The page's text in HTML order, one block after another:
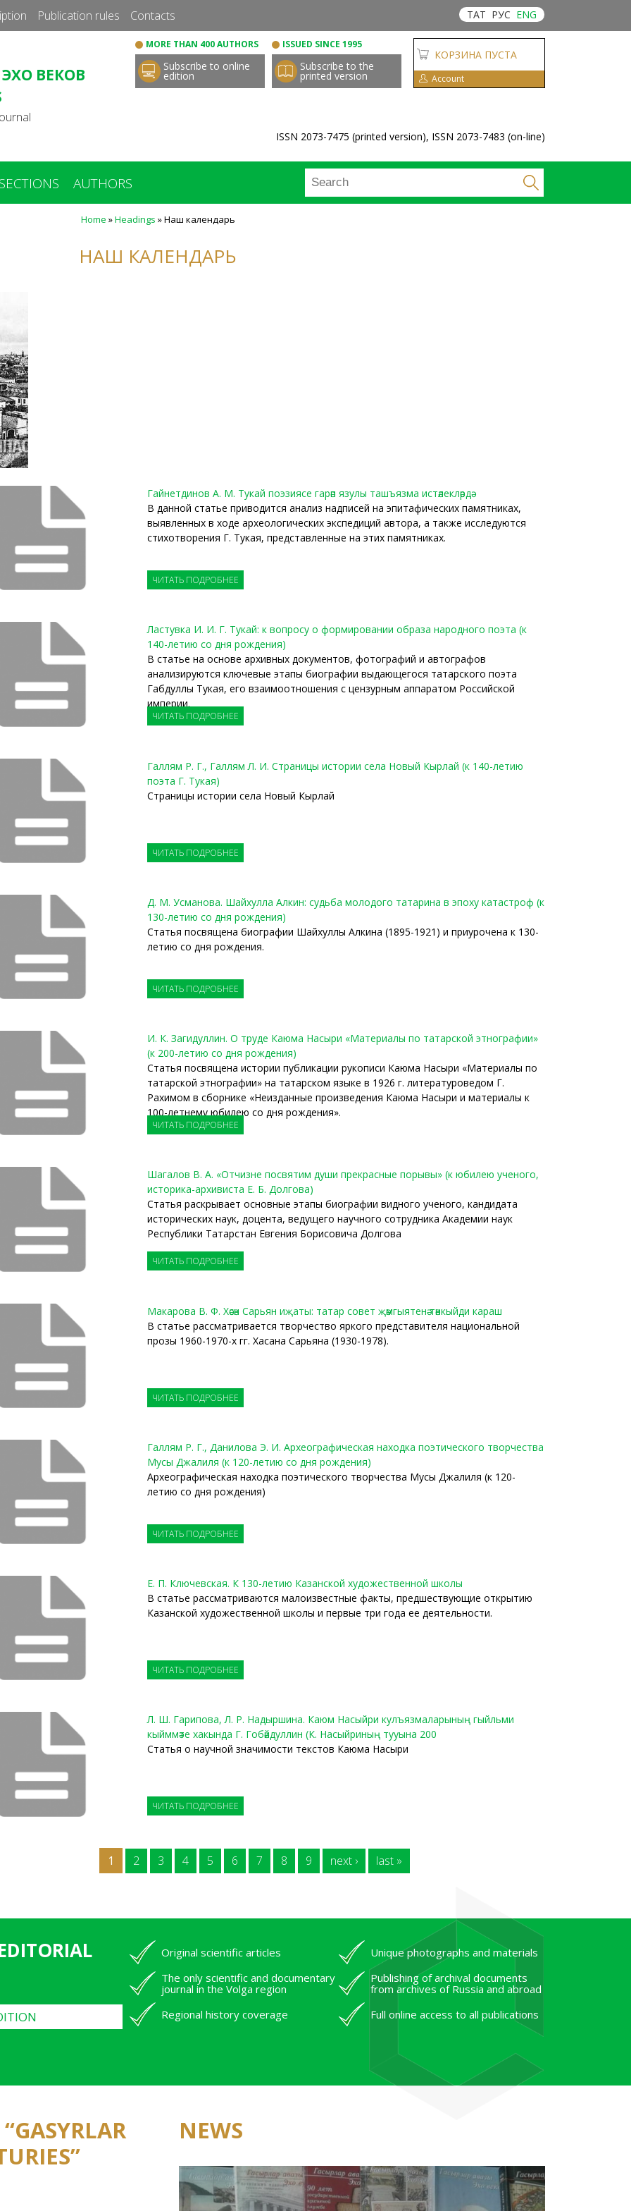
Skip
to
Publication rules Сontacts ТАТ РУС ENG
ВЕКОВ
MORE THAN 400 AUTHORS
Subscribe to online
edition
ISSUED SINCE 1995
Subscribe to the
printed version
КОРЗИНА ПУСТА
Account
ISSN 2073-7475 (printed version), ISSN 2073-7483 (on-line)
AUTHORS
Home »Headings »Наш календарь
НАШ КАЛЕНДАРЬ
Гайнетдинов А. М. Тукай поэзиясе гарәп язулы ташъязма истәлекләрдә
В данной статье приводится анализ надписей на эпитафических памятниках,
выявленных в ходе археологических экспедиций автора, а также исследуются
стихотворения Г. Тукая, представленные на этих памятниках.
ЧИТАТЬ ПОДРОБНЕЕ
Ластувка И. И. Г. Тукай: к вопросу о формировании образа народного поэта (к
140-летию со дня рождения)
В статье на основе архивных документов, фотографий и автографов
анализируются ключевые этапы биографии выдающегося татарского поэта
Габдуллы Тукая, его взаимоотношения с цензурным аппаратом Российской
империи.
ЧИТАТЬ ПОДРОБНЕЕ
Галлям Р. Г., Галлям Л. И. Страницы истории села Новый Кырлай (к 140-летию
поэта Г. Тукая)
Страницы истории села Новый Кырлай
ЧИТАТЬ ПОДРОБНЕЕ
Д. М. Усманова. Шайхулла Алкин: судьба молодого татарина в эпоху катастроф (к
130-летию со дня рождения)
Статья посвящена биографии Шайхуллы Алкина (1895-1921) и приурочена к 130-
летию со дня рождения.
ЧИТАТЬ ПОДРОБНЕЕ
И. К. Загидуллин. О труде Каюма Насыри «Материалы по татарской этнографии»
(к 200-летию со дня рождения)
Статья посвящена истории публикации рукописи Каюма Насыри «Материалы по
татарской этнографии» на татарском языке в 1926 г. литературоведом Г.
Рахимом в сборнике «Неизданные произведения Каюма Насыри и материалы к
100-летнему юбилею со дня рождения».
ЧИТАТЬ ПОДРОБНЕЕ
Шагалов В. А. «Отчизне посвятим души прекрасные порывы» (к юбилею ученого,
историка-архивиста Е. Б. Долгова)
Статья раскрывает основные этапы биографии видного ученого, кандидата
исторических наук, доцента, ведущего научного сотрудника Академии наук
Республики Татарстан Евгения Борисовича Долгова
ЧИТАТЬ ПОДРОБНЕЕ
Макарова В. Ф. Хәсән Сарьян иҗаты: татар совет җәмгыятенә тәнкыйди караш
В статье рассматривается творчество яркого представителя национальной
прозы 1960-1970-х гг. Хасана Сарьяна (1930-1978).
ЧИТАТЬ ПОДРОБНЕЕ
Галлям Р. Г., Данилова Э. И. Археографическая находка поэтического творчества
Мусы Джалиля (к 120-летию со дня рождения)
Археографическая находка поэтического творчества Мусы Джалиля (к 120-
летию со дня рождения)
ЧИТАТЬ ПОДРОБНЕЕ
Е. П. Ключевская. К 130-летию Казанской художественной школы
В статье рассматриваются малоизвестные факты, предшествующие открытию
Казанской художественной школы и первые три года ее деятельности.
ЧИТАТЬ ПОДРОБНЕЕ
Л. Ш. Гарипова, Л. Р. Надыршина. Каюм Насыйри кулъязмаларының гыйльми
кыйммәте хакында Г. Гобәйдуллин (К. Насыйриның тууына 200
Статья о научной значимости текстов Каюма Насыри
ЧИТАТЬ ПОДРОБНЕЕ
1 2 3 4 5 6 7 8 9 next › last »
Original scientific articles
Unique photographs and materials
The only scientific and documentary
journal in the Volga region
Publishing of archival documents
from archives of Russia and abroad
Regional history coverage
Full online access to all publications
NEWS